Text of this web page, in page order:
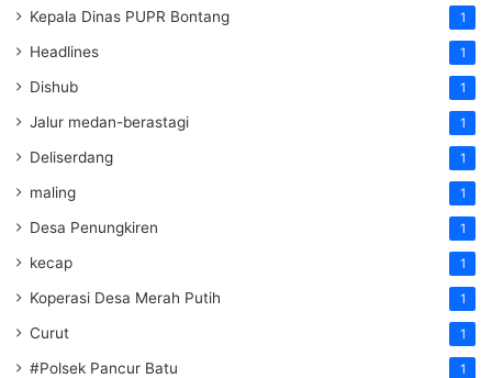
Kepala Dinas PUPR Bontang 1
Headlines 1
Dishub 1
Jalur medan-berastagi 1
Deliserdang 1
maling 1
Desa Penungkiren 1
kecap 1
Koperasi Desa Merah Putih 1
Curut 1
#Polsek Pancur Batu 1